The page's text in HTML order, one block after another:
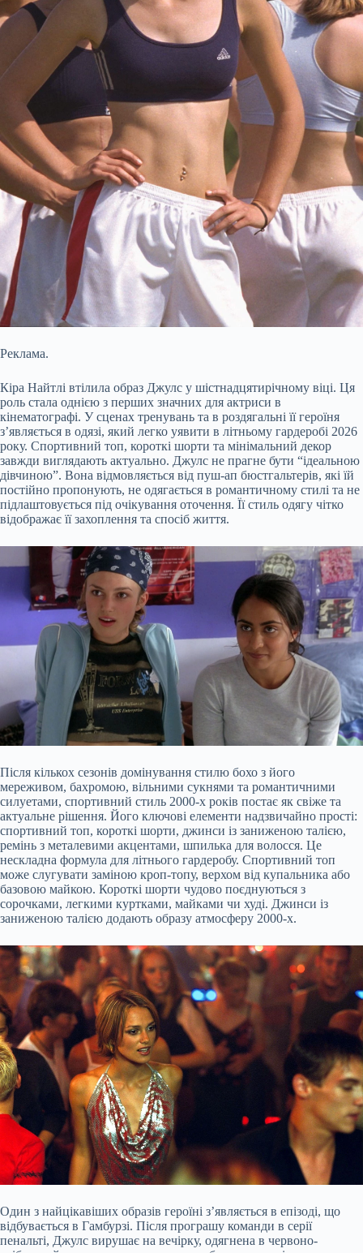
Реклама.
Кіра Найтлі втілила образ Джулс у шістнадцятирічному віці. Ця
роль стала однією з перших значних для актриси в
кінематографі. У сценах тренувань та в роздягальні її героїня
з’являється в одязі, який легко уявити в літньому гардеробі 2026
року. Спортивний топ, короткі шорти та мінімальний декор
завжди виглядають актуально. Джулс не прагне бути “ідеальною
дівчиною”. Вона відмовляється від пуш-ап бюстгальтерів, які їй
постійно пропонують, не одягається в романтичному стилі та не
підлаштовується під очікування оточення. Її стиль одягу чітко
відображає її захоплення та спосіб життя.
Після кількох сезонів домінування стилю бохо з його
мереживом, бахромою, вільними сукнями та романтичними
силуетами, спортивний стиль 2000-х років постає як свіже та
актуальне рішення. Його ключові елементи надзвичайно прості:
спортивний топ, короткі шорти, джинси із заниженою талією,
ремінь з металевими акцентами, шпилька для волосся. Це
нескладна формула для літнього гардеробу. Спортивний топ
може слугувати заміною кроп-топу, верхом від купальника або
базовою майкою. Короткі шорти чудово поєднуються з
сорочками, легкими куртками, майками чи худі. Джинси із
заниженою талією додають образу атмосферу 2000-х.
Один з найцікавіших образів героїні з’являється в епізоді, що
відбувається в Гамбурзі. Після програшу команди в серії
пенальті, Джулс вирушає на вечірку, одягнена в червоно-